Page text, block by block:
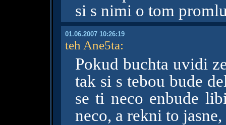
si s nimi o tom
01.06.2007 10:26:19
teh Ane5ta:
Pokud buchta uvidi
tak si s tebou bude
se ti neco enbude
neco, a rekni to